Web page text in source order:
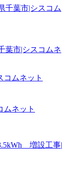
葉市|シスコムネ
ムネット